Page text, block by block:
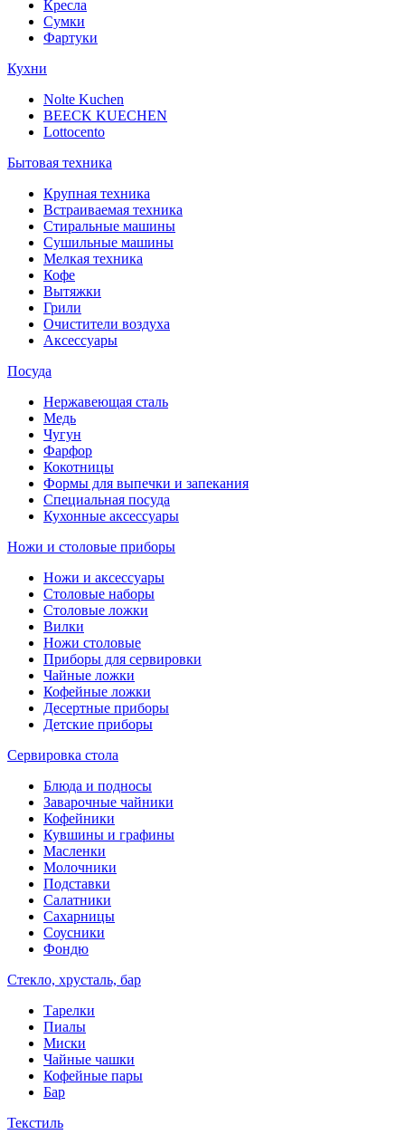
Кресла
Сумки
Фартуки
Кухни
Nolte Kuchen
BEECK KUECHEN
Lottocento
Бытовая техника
Крупная техника
Встраиваемая техника
Стиральные машины
Сушильные машины
Мелкая техника
Кофе
Вытяжки
Грили
Очистители воздуха
Аксессуары
Посуда
Нержавеющая сталь
Медь
Чугун
Фарфор
Кокотницы
Формы для выпечки и запекания
Специальная посуда
Кухонные аксессуары
Ножи и столовые приборы
Ножи и аксессуары
Столовые наборы
Столовые ложки
Вилки
Ножи столовые
Приборы для сервировки
Чайные ложки
Кофейные ложки
Десертные приборы
Детские приборы
Сервировка стола
Блюда и подносы
Заварочные чайники
Кофейники
Кувшины и графины
Масленки
Молочники
Подставки
Салатники
Сахарницы
Соусники
Фондю
Стекло, хрусталь, бар
Тарелки
Пиалы
Миски
Чайные чашки
Кофейные пары
Бар
Текстиль